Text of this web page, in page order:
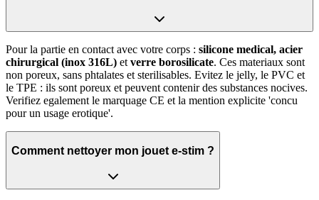
Pour la partie en contact avec votre corps : silicone medical, acier
chirurgical (inox 316L) et verre borosilicate. Ces materiaux sont
non poreux, sans phtalates et sterilisables. Evitez le jelly, le PVC et
le TPE : ils sont poreux et peuvent contenir des substances nocives.
Verifiez egalement le marquage CE et la mention explicite 'concu
pour un usage erotique'.
Comment nettoyer mon jouet e-stim ?